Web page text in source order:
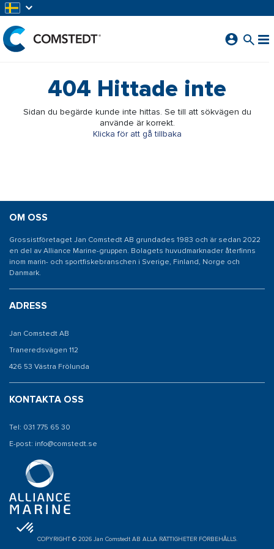
404 Hittade inte
Sidan du begärde kunde inte hittas. Se till att sökvägen du
använde är korrekt.
Klicka för att gå tillbaka
OM OSS
Grossistföretaget Jan Comstedt AB grundades 1983 och är sedan 2022
en del av Alliance Marine-gruppen. Bolagets huvudmarknader återfinns
inom marin- och sportfiskebranschen i Sverige, Finland, Norge och
Danmark.
ADRESS
Jan Comstedt AB
Traneredsvägen 112
426 53 Västra Frölunda
KONTAKTA OSS
Tel: 031 775 65 30
E-post: info@comstedt.se
COPYRIGHT © 2026 Jan Comstedt AB ALLA RÄTTIGHETER FÖRBEHÅLLS.